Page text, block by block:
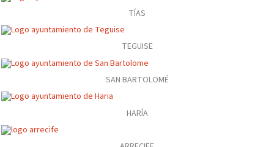
TÍAS
TEGUISE
SAN BARTOLOMÉ
HARÍA